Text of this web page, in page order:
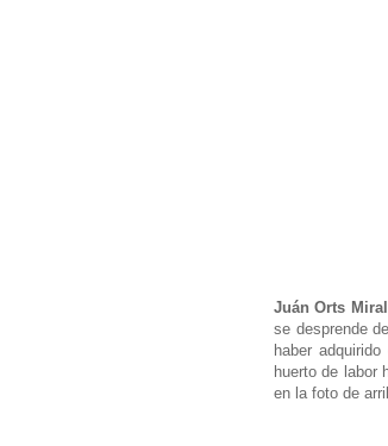
Juán Orts
se desprende
haber adquirido
huerto de labor
en la foto de